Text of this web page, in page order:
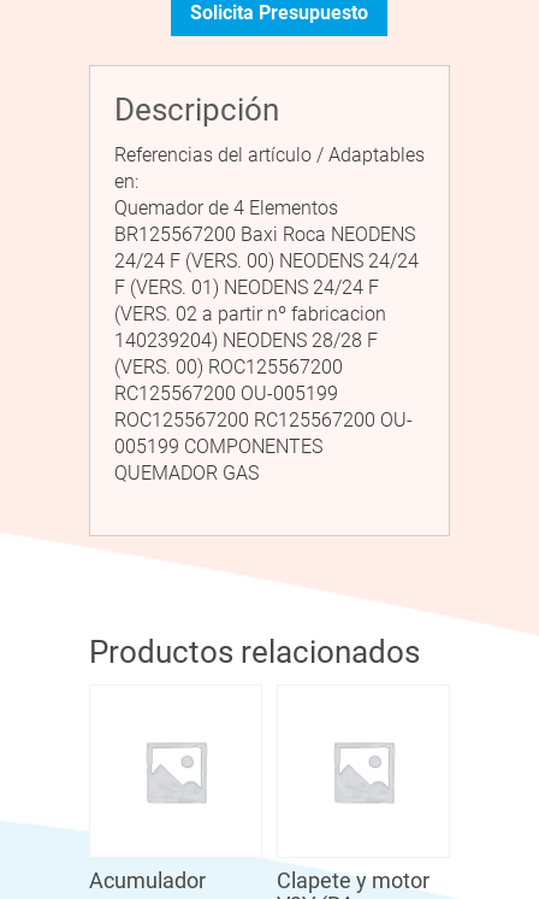
Solicita Presupuesto
Descripción
Referencias del artículo / Adaptables
en:
Quemador de 4 Elementos
BR125567200 Baxi Roca NEODENS
24/24 F (VERS. 00) NEODENS 24/24
F (VERS. 01) NEODENS 24/24 F
(VERS. 02 a partir nº fabricacion
140239204) NEODENS 28/28 F
(VERS. 00) ROC125567200
RC125567200 OU-005199
ROC125567200 RC125567200 OU-
005199 COMPONENTES
QUEMADOR GAS
Productos relacionados
Acumulador
Clapete y motor